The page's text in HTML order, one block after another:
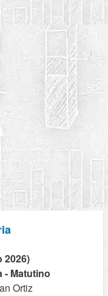
2026)
- Matutino
Ortiz